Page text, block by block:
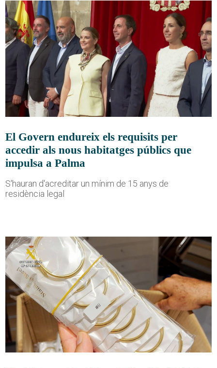
El Govern endureix els requisits per
accedir als nous habitatges públics que
impulsa a Palma
S'hauran d'acreditar un mínim de 15 anys de
residència legal